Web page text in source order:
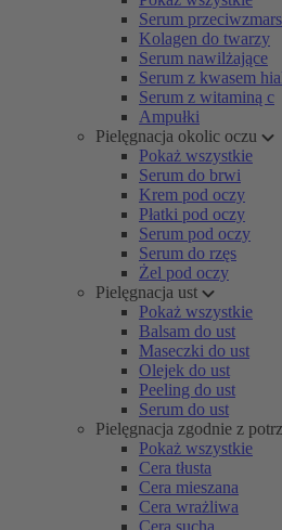
Serum
Kolagen do twarzy
Serum nawilżające
Serum z kwasem
Serum z witaminą c
Ampułki
Pielęgnacja okolic oczu
Pokaż wszystkie
Serum do brwi
Krem pod oczy
Płatki pod oczy
Serum pod oczy
Serum do rzęs
Żel pod oczy
Pielęgnacja ust
Pokaż wszystkie
Balsam do ust
Maseczki do ust
Olejek do ust
Peeling do ust
Serum do ust
Pielęgnacja zgodnie z
Pokaż wszystkie
Cera tłusta
Cera mieszana
Cera wrażliwa
Cera sucha